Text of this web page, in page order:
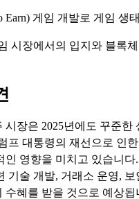
Earn) 게임 개발로 게임 생
시장에서의 입지와 블록
시장은 2025년에도 꾸준한
프 대통령의 재선으로 인
인 영향을 미치고 있습니다
기술 개발, 거래소 운영,
수혜를 받을 것으로 예상됩